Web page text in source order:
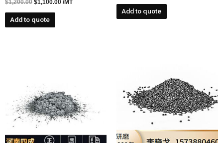
$1,200.00 $1,100.00 /MT
Add to quote
Add to quote